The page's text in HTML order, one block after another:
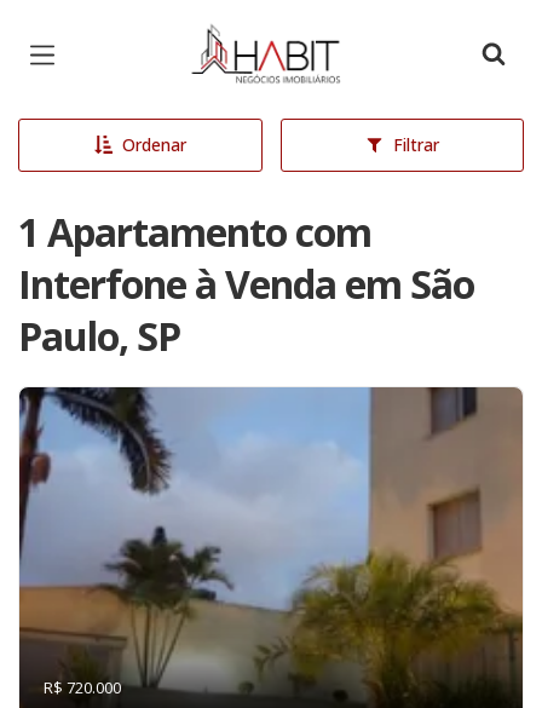
Página inicial
Ordenar Filtrar
1 Apartamento com
Interfone à Venda em São
Paulo, SP
R$ 720.000